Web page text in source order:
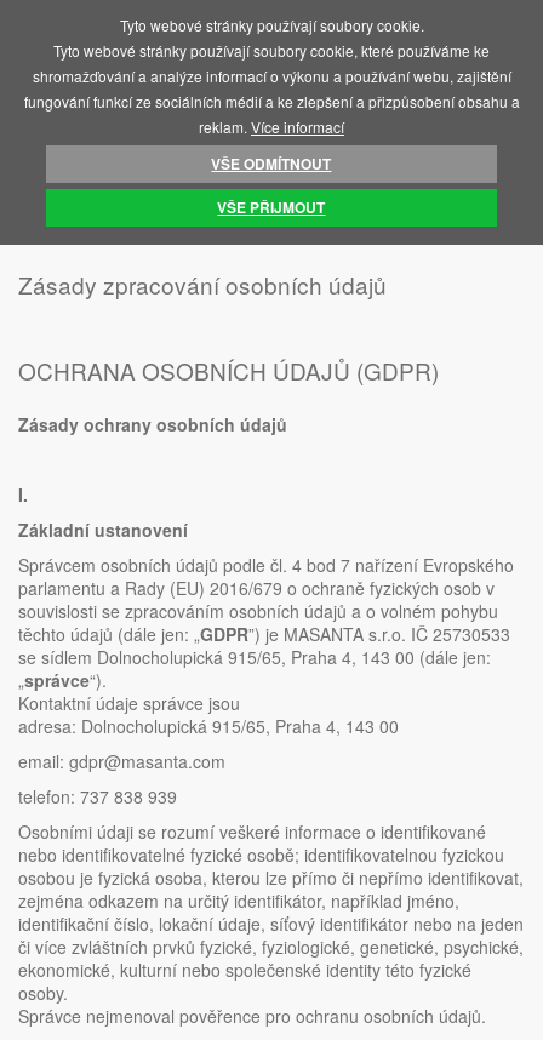
ÚVOD
Zásady zpracování osobních údajů
OCHRANA OSOBNÍCH ÚDAJŮ (GDPR)
Zásady ochrany osobních údajů
I.
Základní ustanovení
Správcem osobních údajů podle čl. 4 bod 7 nařízení Evropského
parlamentu a Rady (EU) 2016/679 o ochraně fyzických osob v
souvislosti se zpracováním osobních údajů a o volném pohybu
těchto údajů (dále jen: „GDPR”) je MASANTA s.r.o. IČ 25730533
se sídlem Dolnocholupická 915/65, Praha 4, 143 00 (dále jen:
„správce“).
Kontaktní údaje správce jsou
adresa: Dolnocholupická 915/65, Praha 4, 143 00
email: gdpr@masanta.com
telefon: 737 838 939
Osobními údaji se rozumí veškeré informace o identifikované
nebo identifikovatelné fyzické osobě; identifikovatelnou fyzickou
osobou je fyzická osoba, kterou lze přímo či nepřímo identifikovat,
zejména odkazem na určitý identifikátor, například jméno,
identifikační číslo, lokační údaje, síťový identifikátor nebo na jeden
či více zvláštních prvků fyzické, fyziologické, genetické, psychické,
ekonomické, kulturní nebo společenské identity této fyzické
osoby.
Správce nejmenoval pověřence pro ochranu osobních údajů.
Tyto webové stránky používají soubory cookie.
Tyto webové stránky používají soubory cookie, které používáme ke
shromažďování a analýze informací o výkonu a používání webu, zajištění
fungování funkcí ze sociálních médií a ke zlepšení a přizpůsobení obsahu a
reklam. Více informací
VŠE ODMÍTNOUT
VŠE PŘIJMOUT